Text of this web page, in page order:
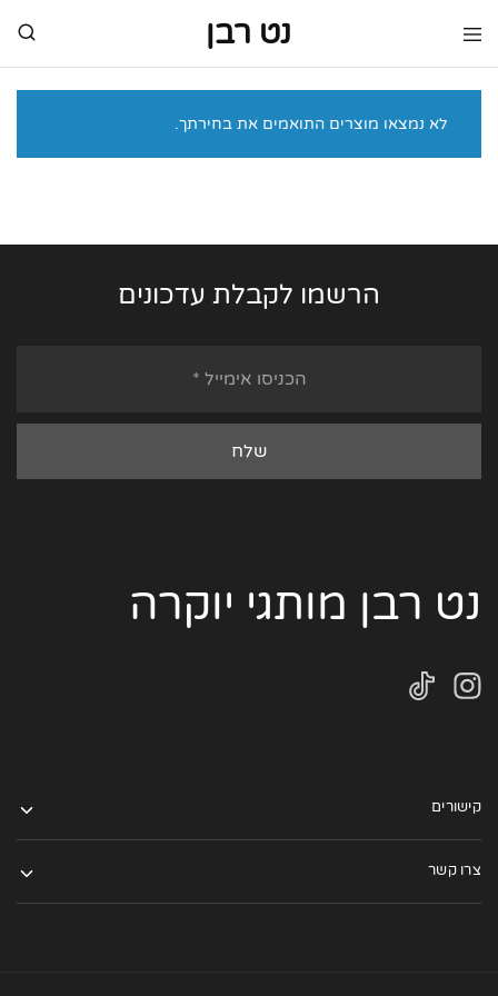
נט רבן
נט
יוקרה
מותגי
לא נמצאו מוצרים התואמים את בחירתך.
הרשמו לקבלת עדכונים
נט רבן מותגי יוקרה
קישורים
צרו קשר